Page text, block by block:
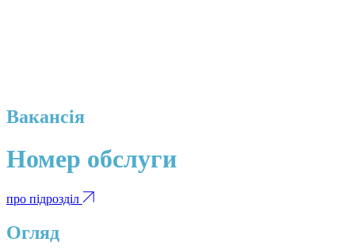
Вакансія
Номер обслуги
про підрозділ
Огляд